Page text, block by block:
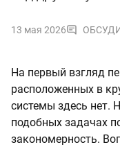
13 мая 2026
На первый взгляд
расположенных в
системы здесь нет.
подобных задачах
закономерность.